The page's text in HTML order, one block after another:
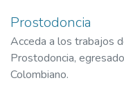
Prostodoncia
Acceda a los trabajos
Prostodoncia,
Colombiano.